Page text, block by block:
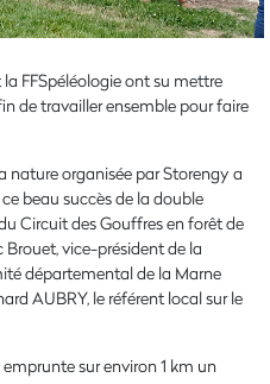
FFSpéléologie ont su mettre
de travailler ensemble pour faire
nature organisée par Storengy a
beau succès de la double
Circuit des Gouffres en forêt de
Brouet, vice-président de la
départemental de la Marne
AUBRY, le référent local sur le
sur environ 1 km un